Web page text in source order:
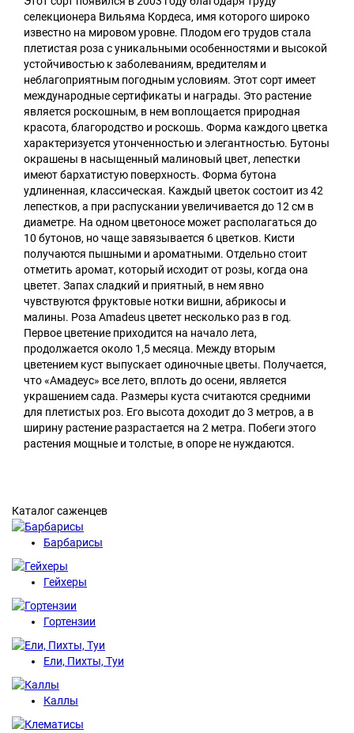
селекционера Вильяма Кордеса, имя которого широко
известно на мировом уровне. Плодом его трудов стала
плетистая роза с уникальными особенностями и высокой
устойчивостью к заболеваниям, вредителям и
неблагоприятным погодным условиям. Этот сорт имеет
международные сертификаты и награды. Это растение
является роскошным, в нем воплощается природная
красота, благородство и роскошь. Форма каждого цветка
характеризуется утонченностью и элегантностью. Бутоны
окрашены в насыщенный малиновый цвет, лепестки
имеют бархатистую поверхность. Форма бутона
удлиненная, классическая. Каждый цветок состоит из 42
лепестков, а при распускании увеличивается до 12 см в
диаметре. На одном цветоносе может располагаться до
10 бутонов, но чаще завязывается 6 цветков. Кисти
получаются пышными и ароматными. Отдельно стоит
отметить аромат, который исходит от розы, когда она
цветет. Запах сладкий и приятный, в нем явно
чувствуются фруктовые нотки вишни, абрикосы и
малины. Роза Amadeus цветет несколько раз в год.
Первое цветение приходится на начало лета,
продолжается около 1,5 месяца. Между вторым
цветением куст выпускает одиночные цветы. Получается,
что «Амадеус» все лето, вплоть до осени, является
украшением сада. Размеры куста считаются средними
для плетистых роз. Его высота доходит до 3 метров, а в
ширину растение разрастается на 2 метра. Побеги этого
растения мощные и толстые, в опоре не нуждаются.
Каталог саженцев
Барбарисы
Гейхеры
Гортензии
Ели, Пихты, Туи
Каллы